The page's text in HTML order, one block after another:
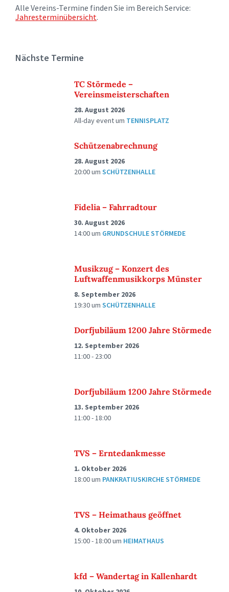
Alle Vereins-Termine finden Sie im Bereich Service:
Jahresterminübersicht.
Nächste Termine
TC Störmede –
Vereinsmeisterschaften
28. August 2026
All-day eventum TENNISPLATZ
Schützenabrechnung
28. August 2026
20:00um SCHÜTZENHALLE
Fidelia – Fahrradtour
30. August 2026
14:00um GRUNDSCHULE STÖRMEDE
Musikzug – Konzert des
Luftwaffenmusikkorps Münster
8. September 2026
19:30um SCHÜTZENHALLE
Dorfjubiläum 1200 Jahre Störmede
12. September 2026
11:00 - 23:00
Dorfjubiläum 1200 Jahre Störmede
13. September 2026
11:00 - 18:00
TVS – Erntedankmesse
1. Oktober 2026
18:00um PANKRATIUSKIRCHE STÖRMEDE
TVS – Heimathaus geöffnet
4. Oktober 2026
15:00 - 18:00um HEIMATHAUS
kfd – Wandertag in Kallenhardt